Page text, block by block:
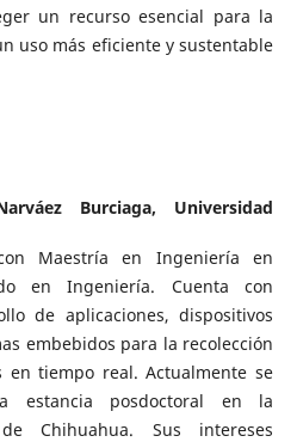
un recurso esencial para la
uso más eficiente y sustentable
Burciaga, Universidad
Maestría en Ingeniería en
en Ingeniería. Cuenta con
de aplicaciones, dispositivos
embebidos para la recolección
en tiempo real. Actualmente se
estancia posdoctoral en la
Chihuahua. Sus intereses